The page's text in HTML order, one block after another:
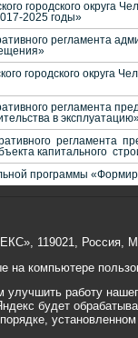
округа
2025 годы»
регламента
округа
регламента
в
регламента
капитального
программы
119021, Россия,
компьютере
работу
будет